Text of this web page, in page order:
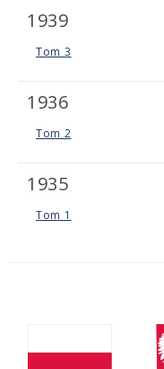
1939
Tom 3
1936
Tom 2
1935
Tom 1